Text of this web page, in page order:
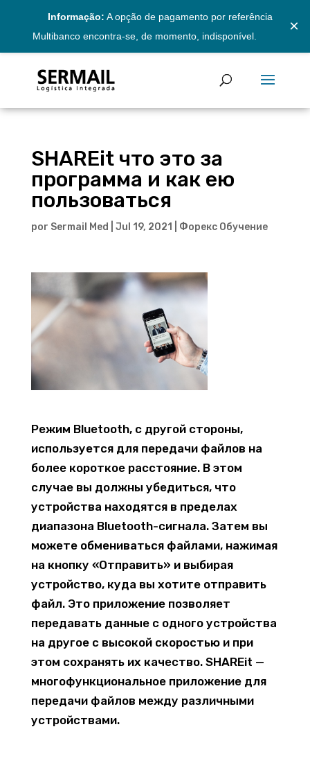
Informação: A opção de pagamento por referência
Multibanco encontra-se, de momento, indisponível.
×
SHAREit что это за
программа и как ею
пользоваться
por Sermail Med Jul 19, 2021 Форекс Обучение
Режим Bluetooth, с другой стороны,
используется для передачи файлов на
более короткое расстояние. В этом
случае вы должны убедиться, что
устройства находятся в пределах
диапазона Bluetooth-сигнала. Затем вы
можете обмениваться файлами, нажимая
на кнопку «Отправить» и выбирая
устройство, куда вы хотите отправить
файл. Это приложение позволяет
передавать данные с одного устройства
на другое с высокой скоростью и при
этом сохранять их качество. SHAREit —
многофункциональное приложение для
передачи файлов между различными
устройствами.